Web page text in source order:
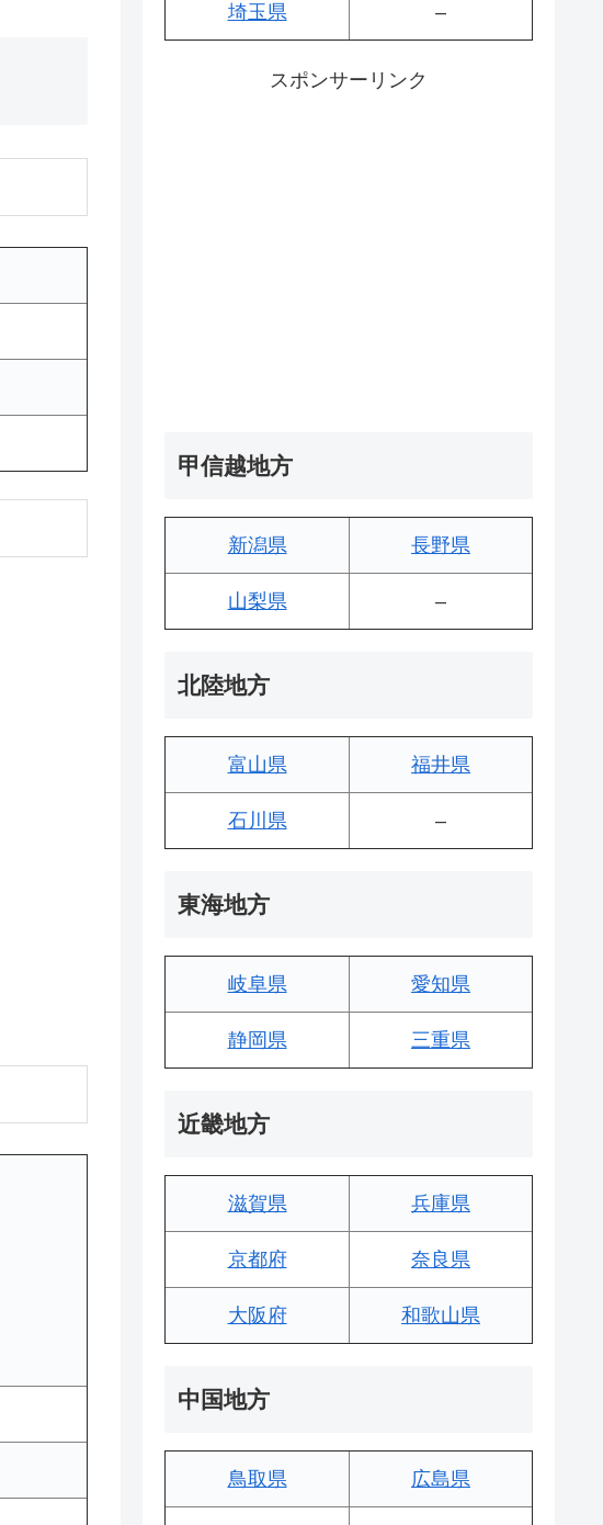
埼玉県 –
スポンサーリンク
甲信越地方
新潟県 長野県
山梨県 –
北陸地方
富山県 福井県
石川県 –
東海地方
岐阜県 愛知県
静岡県 三重県
近畿地方
滋賀県 兵庫県
京都府 奈良県
大阪府 和歌山県
中国地方
鳥取県 広島県